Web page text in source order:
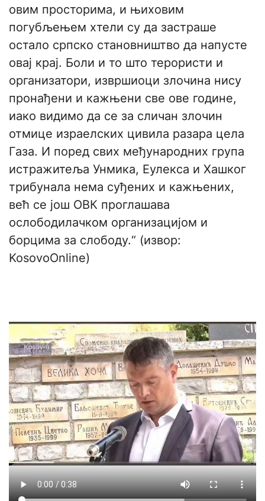
овим просторима, и њиховим
погубљењем хтели су да застраше
остало српско становништво да напусте
овај крај. Боли и то што терористи и
организатори, извршиоци злочина нису
пронађени и кажњени све ове године,
иако видимо да се за сличан злочин
отмице израелских цивила разара цела
Газа. И поред свих међународних група
истражитеља Унмика, Еулекса и Хашког
трибунала нема суђених и кажњених,
већ се још ОВК проглашава
ослободилачком организацијом и
борцима за слободу.“ (извор:
KosovoOnline)